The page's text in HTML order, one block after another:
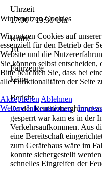
Uhrzeit
17:00 - 19:30 Uhr
Kräfte
10
Fahrzeuge
keine
Bericht
Da der Reutherbergtunnel
gesperrt war kam es in der
Verkehrsaufkommen. Aus
eine Bereitschaft
zum Gerätehaus wäre im
konnte sichergestellt
schnelles Eingreifen der
Wir benutzen Cookies
Wir nutzen Cookies auf
essenziell für den Betrieb der
Website und die
Sie können selbst
Bitte beachten Sie, dass bei
alle Funktionalitäten der Seite
Akzeptieren Ablehnen
Weitere Informationen|